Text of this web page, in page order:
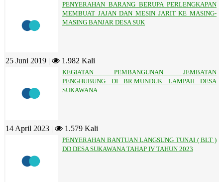
PENYERAHAN BARANG BERUPA PERLENGKAPAN
MEMBUAT JAJAN DAN MESIN JARIT KE MASING-
MASING BANJAR DESA SUK
25 Juni 2019 | 1.982 Kali
KEGIATAN PEMBANGUNAN JEMBATAN
PENGHUBUNG DI BR.MUNDUK LAMPAH DESA
SUKAWANA
14 April 2023 | 1.579 Kali
PENYERAHAN BANTUAN LANGSUNG TUNAI ( BLT )
DD DESA SUKAWANA TAHAP IV TAHUN 2023